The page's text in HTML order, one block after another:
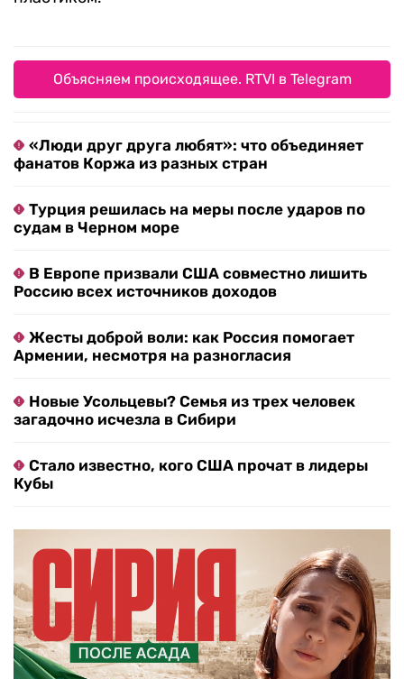
Объясняем происходящее. RTVI в Telegram
«Люди друг друга любят»: что объединяет
фанатов Коржа из разных стран
Турция решилась на меры после ударов по
судам в Черном море
В Европе призвали США совместно лишить
Россию всех источников доходов
Жесты доброй воли: как Россия помогает
Армении, несмотря на разногласия
Новые Усольцевы? Семья из трех человек
загадочно исчезла в Сибири
Стало известно, кого США прочат в лидеры
Кубы